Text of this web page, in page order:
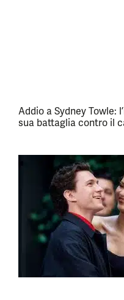
Addio a Sydney Towle:
sua battaglia contro il